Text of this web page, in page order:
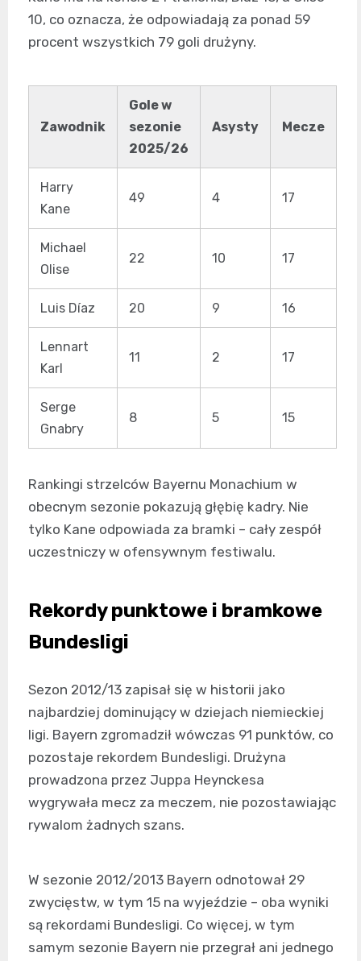
10, co oznacza, że odpowiadają za ponad 59
procent wszystkich 79 goli drużyny.
Zawodnik
Gole w
sezonie
2025/26
Asysty Mecze
Harry
Kane
49 4 17
Michael
Olise
22 10 17
Luis Díaz 20 9 16
Lennart
Karl
11 2 17
Serge
Gnabry
8 5 15
Rankingi strzelców Bayernu Monachium w
obecnym sezonie pokazują głębię kadry. Nie
tylko Kane odpowiada za bramki – cały zespół
uczestniczy w ofensywnym festiwalu.
Rekordy punktowe i bramkowe
Bundesligi
Sezon 2012/13 zapisał się w historii jako
najbardziej dominujący w dziejach niemieckiej
ligi. Bayern zgromadził wówczas 91 punktów, co
pozostaje rekordem Bundesligi. Drużyna
prowadzona przez Juppa Heynckesa
wygrywała mecz za meczem, nie pozostawiając
rywalom żadnych szans.
W sezonie 2012/2013 Bayern odnotował 29
zwycięstw, w tym 15 na wyjeździe – oba wyniki
są rekordami Bundesligi. Co więcej, w tym
samym sezonie Bayern nie przegrał ani jednego